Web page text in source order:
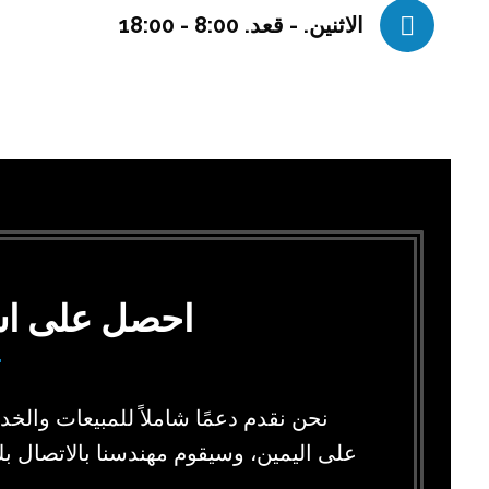
الاثنين. - قعد. 8:00 - 18:00
احصل على
نحن نقدم دعمًا شاملاً للمبيعات
على اليمين، وسيقوم مهندسنا